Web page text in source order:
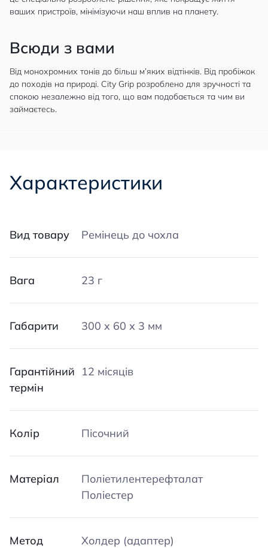
ваших пристроїв, мінімізуючи наш вплив на планету.
Всюди з вами
Від монохромних тонів до більш м’яких відтінків. Від пробіжок
до походів на природі. City Grip розроблено для зручності та
спокою незалежно від того, що вам подобається та чим ви
займаєтесь.
Характеристики
Вид товару Ремінець до чохла
Вага 23 г
Габарити 300 х 60 ​​х 3 мм
Гарантійний
термін
12 місяців
Колір Пісочний
Матеріал
Поліетилентерефталат
Поліестер
Метод
Холдер (адаптер)